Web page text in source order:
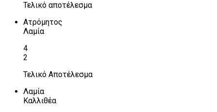
Τελικό αποτέλεσμα
Ατρόμητος
Λαμία
4
2
Τελικό Αποτέλεσμα
Λαμία
Καλλιθέα